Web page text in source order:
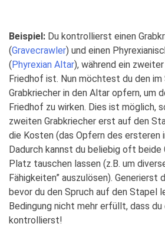
Beispiel: Du kontrollierst einen
(Gravecrawler) und einen
(Phyrexian Altar), während ein
Friedhof ist. Nun möchtest du den
Grabkriecher in den Altar opfern, um
Friedhof zu wirken. Dies ist möglich,
zweiten Grabkriecher erst auf den
die Kosten (das Opfern des ersteren
Dadurch kannst du beliebig oft beide
Platz tauschen lassen (z.B. um
Fähigkeiten” auszulösen). Generierst
bevor du den Spruch auf den Stapel
Bedingung nicht mehr erfüllt, dass du
kontrollierst!